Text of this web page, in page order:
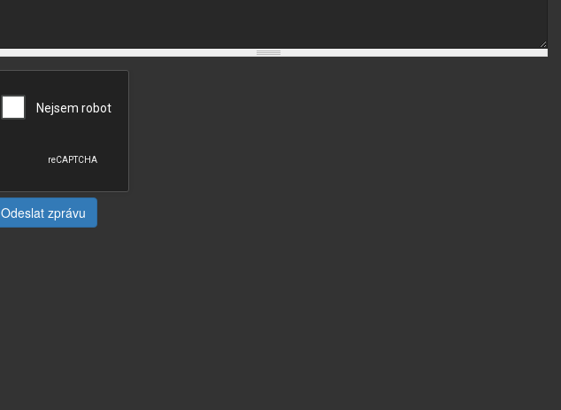
Odeslat zprávu